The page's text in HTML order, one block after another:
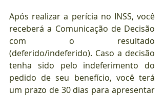
Após realizar a perícia no INSS, você
receberá a Comunicação de Decisão
com o resultado
(deferido/indeferido). Caso a decisão
tenha sido pelo indeferimento do
pedido de seu benefício, você terá
um prazo de 30 dias para apresentar